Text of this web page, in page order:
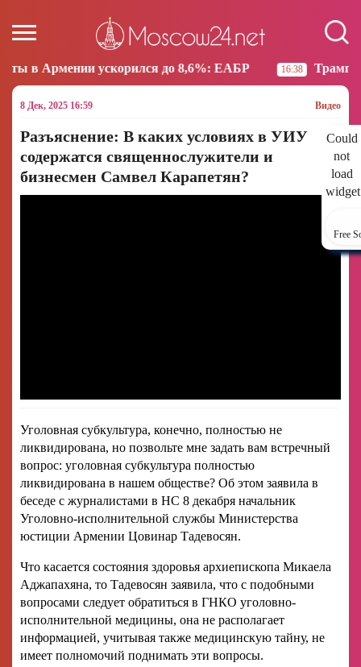
до 8,6%: ЕАБР 16:38 Трамп: США больше не
8 Дек, 2025 16:59 Видео
Could
not
load
Free
Разъяснение: В каких условиях в УИУ
содержатся священнослужители и
бизнесмен Самвел Карапетян?
Уголовная субкультура, конечно, полностью не
ликвидирована, но позвольте мне задать вам встречный
вопрос: уголовная субкультура полностью
ликвидирована в нашем обществе? Об этом заявила в
беседе с журналистами в НС 8 декабря начальник
Уголовно-исполнительной службы Министерства
юстиции Армении Цовинар Тадевосян.
Что касается состояния здоровья архиепископа Микаела
Аджапахяна, то Тадевосян заявила, что с подобными
вопросами следует обратиться в ГНКО уголовно-
исполнительной медицины, она не располагает
информацией, учитывая также медицинскую тайну, не
имеет полномочий поднимать эти вопросы.